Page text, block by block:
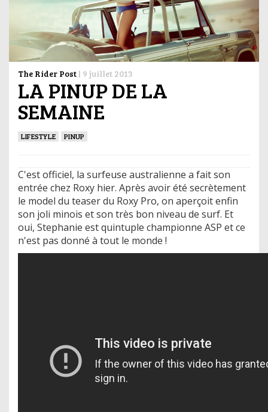
The Rider Post | 9 juillet 2013
LA PINUP DE LA
SEMAINE
LIFESTYLE PINUP
C'est officiel, la surfeuse australienne a fait son
entrée chez Roxy hier. Après avoir été secrètement
le model du teaser du Roxy Pro, on aperçoit enfin
son joli minois et son très bon niveau de surf. Et
oui, Stephanie est quintuple championne ASP et ce
n'est pas donné à tout le monde !